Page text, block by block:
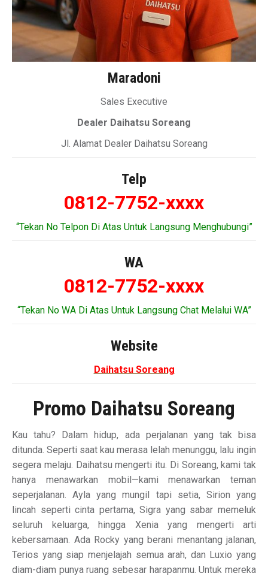
Maradoni
Sales Executive
Dealer Daihatsu Soreang
Jl. Alamat Dealer Daihatsu Soreang
Telp
0812-7752-xxxx
“Tekan No Telpon Di Atas Untuk Langsung Menghubungi”
WA
0812-7752-xxxx
“Tekan No WA Di Atas Untuk Langsung Chat Melalui WA”
Website
Daihatsu Soreang
Promo Daihatsu Soreang
Kau tahu? Dalam hidup, ada perjalanan yang tak bisa
ditunda. Seperti saat kau merasa lelah menunggu, lalu ingin
segera melaju. Daihatsu mengerti itu. Di Soreang, kami tak
hanya menawarkan mobil—kami menawarkan teman
seperjalanan. Ayla yang mungil tapi setia, Sirion yang
lincah seperti cinta pertama, Sigra yang sabar memeluk
seluruh keluarga, hingga Xenia yang mengerti arti
kebersamaan. Ada Rocky yang berani menantang jalanan,
Terios yang siap menjelajah semua arah, dan Luxio yang
diam-diam punya ruang sebesar harapanmu. Untuk mereka